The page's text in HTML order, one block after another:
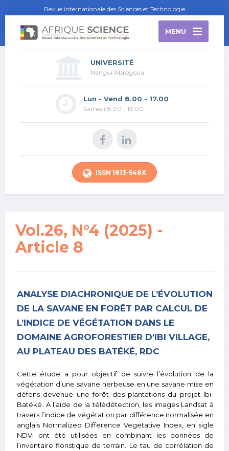
Revue internationale des Sciences et Technologie
MENU
UNIVERSITÉ
Nangui Abrogoua
Lun - Vend 8.00 - 17.00
Samedi 8.00 - 13.00
ISSN 1813-548X
Vol.26, N°4 (2025) -
Article 8
ANALYSE DIACHRONIQUE DE L’ÉVOLUTION
DE LA SAVANE EN FORÊT PAR CALCUL DE
L’INDICE DE VÉGÉTATION DANS LE
DOMAINE AGROFORESTIER D’IBI VILLAGE,
AU PLATEAU DES BATÉKÉ, RDC
Cette étude a pour objectif de suivre l’évolution de la
végétation d’une savane herbeuse en une savane mise en
défens devenue une forêt des plantations du projet Ibi-
Batéké. A l’aide de la télédétection, les images Landsat à
travers l’indice de végétation par différence normalisée en
anglais Normalized Difference Vegetative Index, en sigle
NDVI ont été utilisées en combinant les données de
l’inventaire floristique de terrain. Le tau de corrélation de